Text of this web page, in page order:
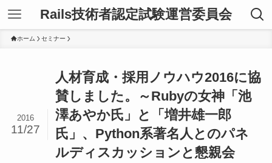
Rails技術者認定試験運営委員会
ホーム セミナー
人材育成・採用ノウハウ2016に協
賛しました。～Rubyの女神「池
澤あやか氏」と「増井雄一郎
氏」、Python系著名人とのパネ
ルディスカッションと懇親会
2016
11/27